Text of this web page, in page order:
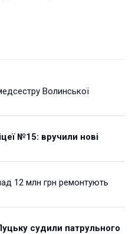
Волинської
№15: вручили нові
12 млн грн ремонтують
судили патрульного